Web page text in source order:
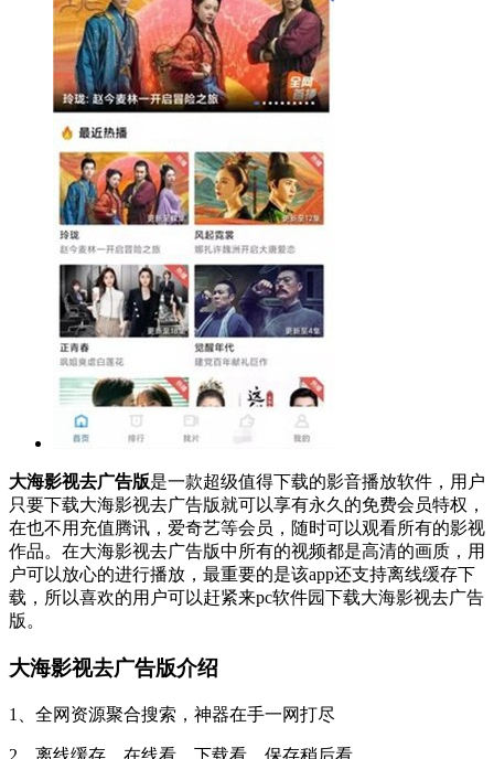
大海影视去广告版是一款超级值得下载的影音播放软件，用户
只要下载大海影视去广告版就可以享有永久的免费会员特权，
在也不用充值腾讯，爱奇艺等会员，随时可以观看所有的影视
作品。在大海影视去广告版中所有的视频都是高清的画质，用
户可以放心的进行播放，最重要的是该app还支持离线缓存下
载，所以喜欢的用户可以赶紧来pc软件园下载大海影视去广告
版。
大海影视去广告版介绍
1、全网资源聚合搜索，神器在手一网打尽
2、离线缓存，在线看、下载看、保存稍后看